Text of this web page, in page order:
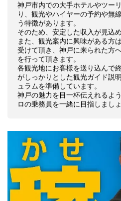
神戸市内での大手ホテルやツー
り、観光やハイヤーの予約や無
う特徴があります。
そのため、安定した収入が見込め
また、観光案内に興味がある方
受けて頂き、神戸に来られた方
を行って頂きます。
各観光地にお客様を送り込んで
がしっかりとした観光ガイド説
ュラムを準備しています。
神戸の魅力を目一杯伝えれるよ
ロの乗務員を一緒に目指しましょ